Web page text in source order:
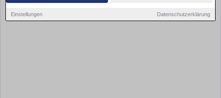
Einstellungen Datenschutzerklärung